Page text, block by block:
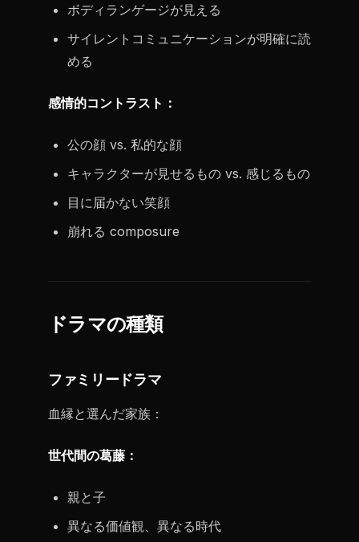
ボディランゲージが見える
サイレントコミュニケーションが明確に読
める
感情的コントラスト：
公の顔 vs. 私的な顔
キャラクターが見せるもの vs. 感じるもの
目に届かない笑顔
崩れる composure
ドラマの種類
ファミリードラマ
血縁と選んだ家族：
世代間の葛藤：
親と子
異なる価値観、異なる時代